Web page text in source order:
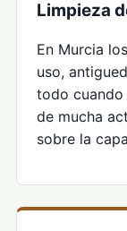
Limpieza
En Murcia
uso,
todo cuando
de mucha
sobre la